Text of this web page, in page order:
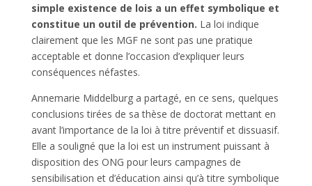
simple existence de lois a un effet symbolique et
constitue un outil de prévention. La loi indique
clairement que les MGF ne sont pas une pratique
acceptable et donne l’occasion d’expliquer leurs
conséquences néfastes.
Annemarie Middelburg a partagé, en ce sens, quelques
conclusions tirées de sa thèse de doctorat mettant en
avant l’importance de la loi à titre préventif et dissuasif.
Elle a souligné que la loi est un instrument puissant à
disposition des ONG pour leurs campagnes de
sensibilisation et d’éducation ainsi qu’à titre symbolique